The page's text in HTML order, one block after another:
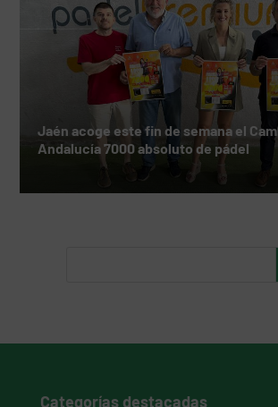
Jaén acoge este fin de semana el
Andalucía 7000 absoluto de pádel
Categorías destacadas